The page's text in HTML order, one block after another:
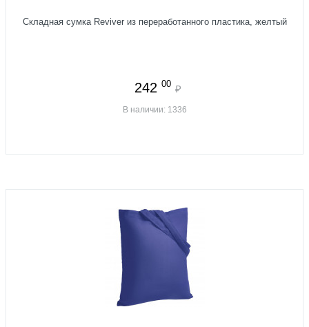
Складная сумка Reviver из переработанного пластика, желтый
242 00 ₽
В наличии: 1336